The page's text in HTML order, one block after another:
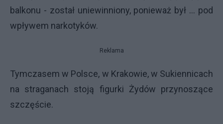
balkonu - został uniewinniony, ponieważ był ... pod
wpływem narkotyków.
Reklama
Tymczasem w Polsce, w Krakowie, w Sukiennicach
na straganach stoją figurki Żydów przynoszące
szczęście.